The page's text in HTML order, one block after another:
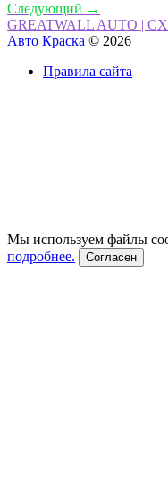
Следующий →
GREATWALL AUTO |
Авто Краска © 2026
Правила сайта
Мы используем файлы
подробнее.
Согласен